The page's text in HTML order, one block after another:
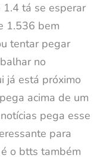
1.4 tá se esperar
1.536 bem
tentar pegar
no
já está próximo
acima de um
pega esse
para
o btts também